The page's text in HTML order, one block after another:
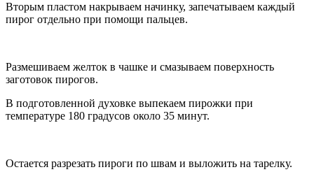
Вторым пластом накрываем начинку, запечатываем каждый
пирог отдельно при помощи пальцев.
Размешиваем желток в чашке и смазываем поверхность
заготовок пирогов.
В подготовленной духовке выпекаем пирожки при
температуре 180 градусов около 35 минут.
Остается разрезать пироги по швам и выложить на тарелку.